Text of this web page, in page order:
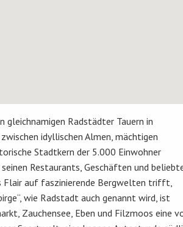
gleichnamigen Radstädter Tauern in
idyllischen Almen, mächtigen
Stadtkern der 5.000 Einwohner
Restaurants, Geschäften und
Flair auf faszinierende Bergwelten trifft,
wie Radstadt auch genannt wird, ist
Zauchensee, Eben und Filzmoos eine